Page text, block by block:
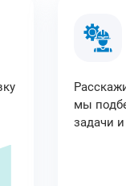
мы
задачи